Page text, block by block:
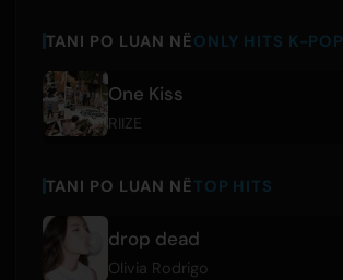
TANI PO LUAN NËONLY HITS K-POP
One Kiss
RIIZE
TANI PO LUAN NËTOP HITS
drop dead
Olivia Rodrigo